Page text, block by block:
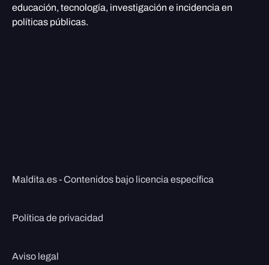
educación, tecnología, investigación e incidencia en
políticas públicas.
Maldita.es - Contenidos bajo licencia específica
Política de privacidad
Aviso legal